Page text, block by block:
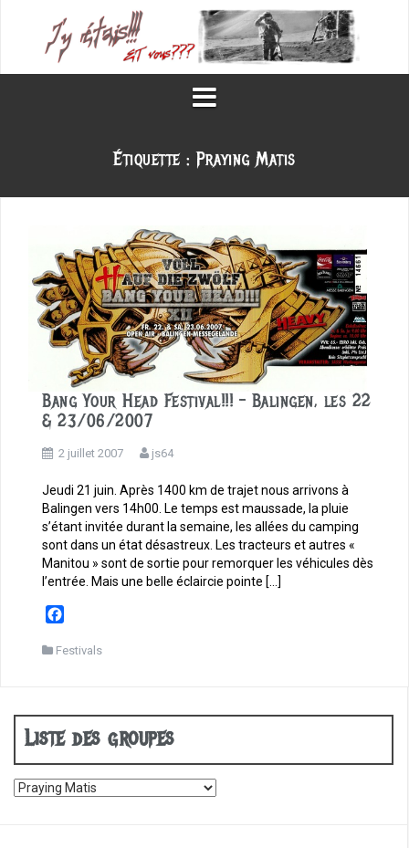
Étiquette :Praying Matis
Bang Your Head Festival!!! – Balingen, les 22
& 23/06/2007
2 juillet 2007 js64
Jeudi 21 juin. Après 1400 km de trajet nous arrivons à
Balingen vers 14h00. Le temps est maussade, la pluie
s’étant invitée durant la semaine, les allées du camping
sont dans un état désastreux. Les tracteurs et autres «
Manitou » sont de sortie pour remorquer les véhicules dès
l’entrée. Mais une belle éclaircie pointe […]
c
k
Festivals
Liste des groupes